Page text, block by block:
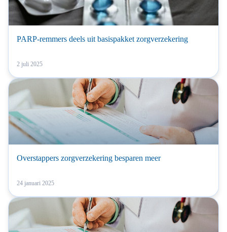
PARP-remmers deels uit basispakket zorgverzekering
2 juli 2025
Overstappers zorgverzekering besparen meer
24 januari 2025